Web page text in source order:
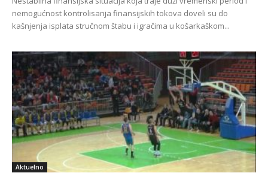
nemogućnost kontrolisanja finansijskih tokova doveli su do
kašnjenja isplata stručnom štabu i igračima u košarkaškom...
Aktuelno